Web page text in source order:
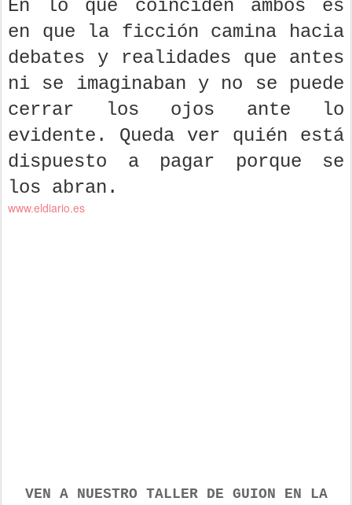
En lo que coinciden ambos es
en que la ficción camina hacia
debates y realidades que antes
ni se imaginaban y no se puede
cerrar los ojos ante lo
evidente. Queda ver quién está
dispuesto a pagar porque se
los abran.
www.eldiario.es
VEN A NUESTRO TALLER DE GUION EN LA